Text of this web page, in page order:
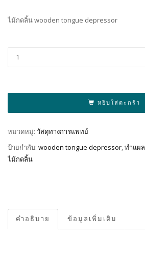
ไม้กดลิ้น wooden tongue depressor
หยิบใส่ตะกร้า
หมวดหมู่: วัสดุทางการแพทย์
ป้ายกำกับ: wooden tongue depressor,ทำแผล
ไม้กดลิ้น
คำอธิบาย ข้อมูลเพิ่มเติม